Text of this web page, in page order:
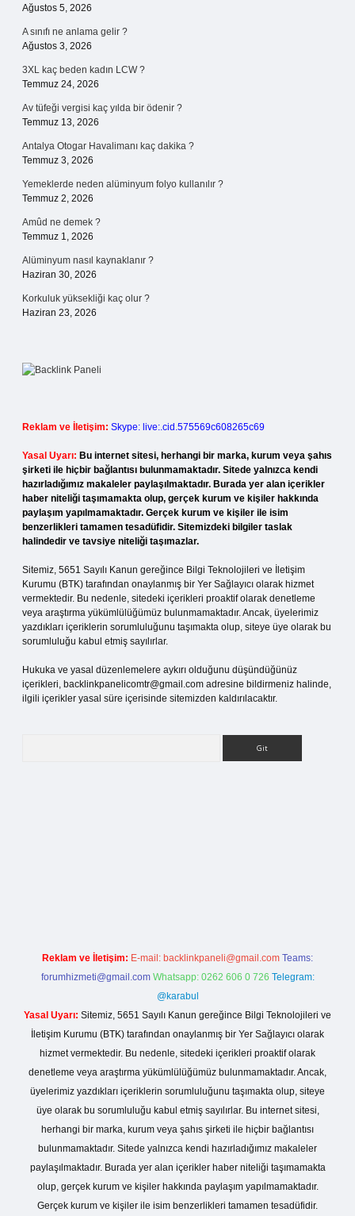
Ağustos 5, 2026
A sınıfı ne anlama gelir ?
Ağustos 3, 2026
3XL kaç beden kadın LCW ?
Temmuz 24, 2026
Av tüfeği vergisi kaç yılda bir ödenir ?
Temmuz 13, 2026
Antalya Otogar Havalimanı kaç dakika ?
Temmuz 3, 2026
Yemeklerde neden alüminyum folyo kullanılır ?
Temmuz 2, 2026
Amûd ne demek ?
Temmuz 1, 2026
Alüminyum nasıl kaynaklanır ?
Haziran 30, 2026
Korkuluk yüksekliği kaç olur ?
Haziran 23, 2026
Reklam ve İletişim: Skype: live:.cid.575569c608265c69
Yasal Uyarı: Bu internet sitesi, herhangi bir marka, kurum veya şahıs
şirketi ile hiçbir bağlantısı bulunmamaktadır. Sitede yalnızca kendi
hazırladığımız makaleler paylaşılmaktadır. Burada yer alan içerikler
haber niteliği taşımamakta olup, gerçek kurum ve kişiler hakkında
paylaşım yapılmamaktadır. Gerçek kurum ve kişiler ile isim
benzerlikleri tamamen tesadüfidir. Sitemizdeki bilgiler taslak
halindedir ve tavsiye niteliği taşımazlar.
Sitemiz, 5651 Sayılı Kanun gereğince Bilgi Teknolojileri ve İletişim
Kurumu (BTK) tarafından onaylanmış bir Yer Sağlayıcı olarak hizmet
vermektedir. Bu nedenle, sitedeki içerikleri proaktif olarak denetleme
veya araştırma yükümlülüğümüz bulunmamaktadır. Ancak, üyelerimiz
yazdıkları içeriklerin sorumluluğunu taşımakta olup, siteye üye olarak bu
sorumluluğu kabul etmiş sayılırlar.
Hukuka ve yasal düzenlemelere aykırı olduğunu düşündüğünüz
içerikleri, backlinkpanelicomtr@gmail.com adresine bildirmeniz halinde,
ilgili içerikler yasal süre içerisinde sitemizden kaldırılacaktır.
Reklam ve İletişim: E-mail: backlinkpaneli@gmail.com Teams:
forumhizmeti@gmail.com Whatsapp: 0262 606 0 726 Telegram:
@karabul
Yasal Uyarı: Sitemiz, 5651 Sayılı Kanun gereğince Bilgi Teknolojileri ve
İletişim Kurumu (BTK) tarafından onaylanmış bir Yer Sağlayıcı olarak
hizmet vermektedir. Bu nedenle, sitedeki içerikleri proaktif olarak
denetleme veya araştırma yükümlülüğümüz bulunmamaktadır. Ancak,
üyelerimiz yazdıkları içeriklerin sorumluluğunu taşımakta olup, siteye
üye olarak bu sorumluluğu kabul etmiş sayılırlar. Bu internet sitesi,
herhangi bir marka, kurum veya şahıs şirketi ile hiçbir bağlantısı
bulunmamaktadır. Sitede yalnızca kendi hazırladığımız makaleler
paylaşılmaktadır. Burada yer alan içerikler haber niteliği taşımamakta
olup, gerçek kurum ve kişiler hakkında paylaşım yapılmamaktadır.
Gerçek kurum ve kişiler ile isim benzerlikleri tamamen tesadüfidir.